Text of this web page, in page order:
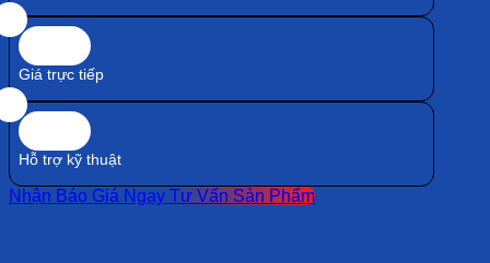
Giá trực tiếp
Hỗ trợ kỹ thuật
Nhận Báo Giá Ngay Tư Vấn Sản Phẩm